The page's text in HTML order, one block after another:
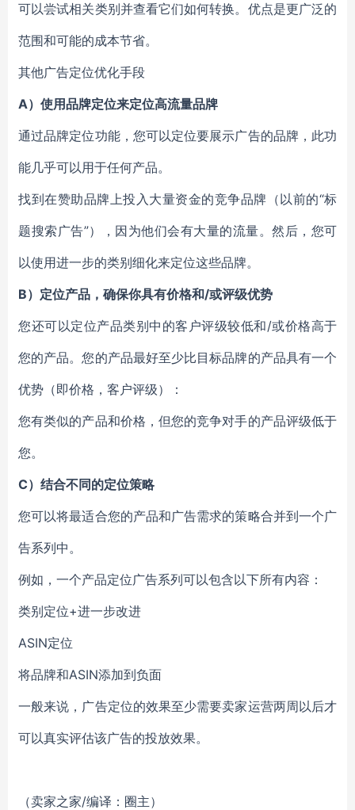
可以尝试相关类别并查看它们如何转换。优点是更广泛的
范围和可能的成本节省。
其他广告定位优化手段
A）使用品牌定位来定位高流量品牌
通过品牌定位功能，您可以定位要展示广告的品牌，此功
能几乎可以用于任何产品。
找到在赞助品牌上投入大量资金的竞争品牌（以前的“标
题搜索广告”），因为他们会有大量的流量。然后，您可
以使用进一步的类别细化来定位这些品牌。
B）定位产品，确保你具有价格和/或评级优势
您还可以定位产品类别中的客户评级较低和/或价格高于
您的产品。您的产品最好至少比目标品牌的产品具有一个
优势（即价格，客户评级）：
您有类似的产品和价格，但您的竞争对手的产品评级低于
您。
C）结合不同的定位策略
您可以将最适合您的产品和广告需求的策略合并到一个广
告系列中。
例如，一个产品定位广告系列可以包含以下所有内容：
类别定位+进一步改进
ASIN定位
将品牌和ASIN添加到负面
一般来说，广告定位的效果至少需要卖家运营两周以后才
可以真实评估该广告的投放效果。
（卖家之家/编译：圈主）